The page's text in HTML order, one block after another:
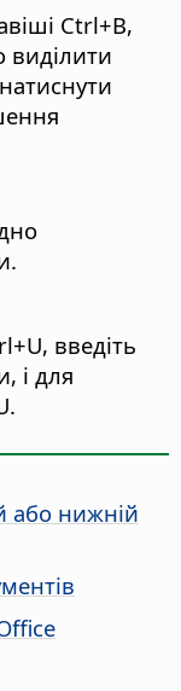
Сtrl+B,
виділити
+U, введіть
і для
або нижній